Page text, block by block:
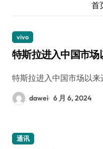
首
vivo
特斯拉进入中国市
特斯拉进入中国市场以
dawei 6 月 6, 2024
通讯